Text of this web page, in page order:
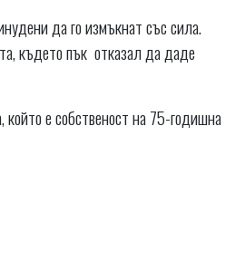
да го измъкнат със сила.
където пък отказал да даде
е собственост на 75-годишна